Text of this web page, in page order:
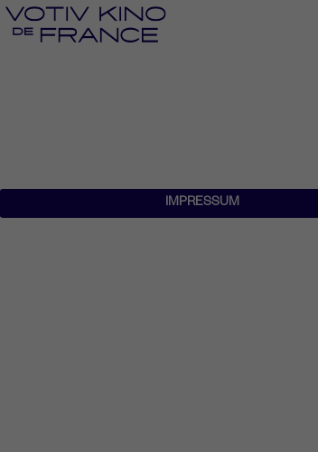
IMPRESSUM